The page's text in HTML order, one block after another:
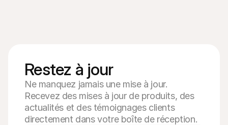
Restez à jour
Ne manquez jamais une mise à jour.
Recevez des mises à jour de produits, des
actualités et des témoignages clients
directement dans votre boîte de réception.